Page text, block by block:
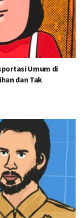
Umum di
dan Tak